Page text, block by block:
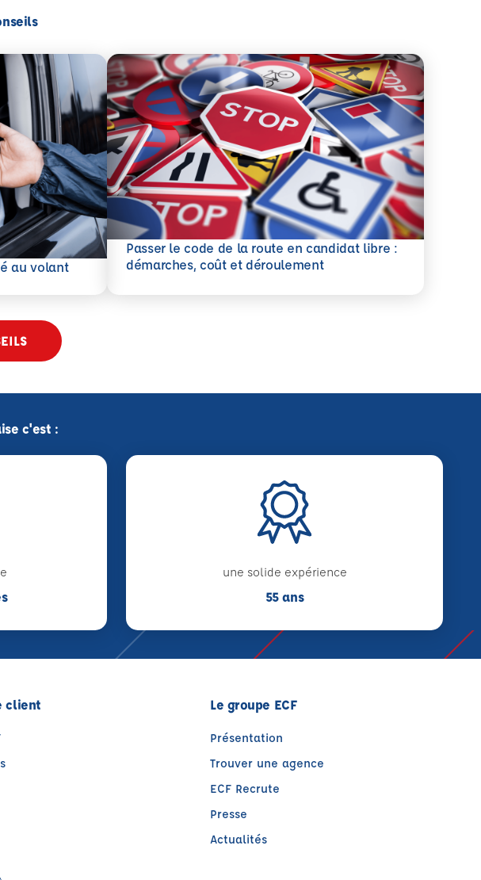
au volant
Passer le code de la route en candidat libre :
démarches, coût et déroulement
En savoir plus
c'est :
une solide expérience
55 ans
client Le groupe ECF
Présentation
Trouver une agence
ECF Recrute
Presse
Actualités